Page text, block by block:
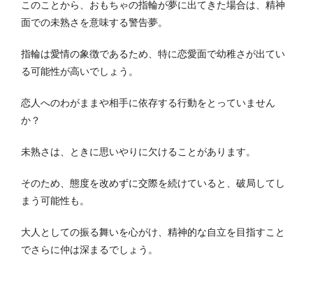
このことから、おもちゃの指輪が夢に出てきた場合は、精神
面での未熟さを意味する警告夢。
指輪は愛情の象徴であるため、特に恋愛面で幼稚さが出てい
る可能性が高いでしょう。
恋人へのわがままや相手に依存する行動をとっていません
か？
未熟さは、ときに思いやりに欠けることがあります。
そのため、態度を改めずに交際を続けていると、破局してし
まう可能性も。
大人としての振る舞いを心がけ、精神的な自立を目指すこと
でさらに仲は深まるでしょう。